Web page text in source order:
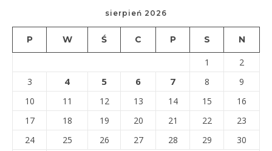
sierpień 2026
P W Ś C P S N
1
2
3
4 5 6 7 8
9
10
11 12 13 14 15
16
17
18 19 20 21 22
23
24
25 26 27 28 29
30